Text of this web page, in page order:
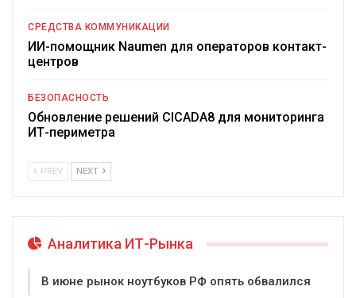
СРЕДСТВА КОММУНИКАЦИИ
ИИ-помощник Naumen для операторов контакт-
центров
БЕЗОПАСНОСТЬ
Обновление решений CICADA8 для мониторинга
ИТ-периметра
PREV NEXT
Аналитика ИТ-Рынка
В июне рынок ноутбуков РФ опять обвалился